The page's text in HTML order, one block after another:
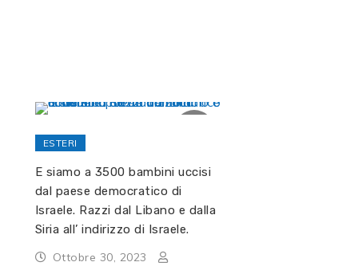
ESTERI
E siamo a 3500 bambini uccisi
dal paese democratico di
Israele. Razzi dal Libano e dalla
Siria all’ indirizzo di Israele.
Ottobre 30, 2023